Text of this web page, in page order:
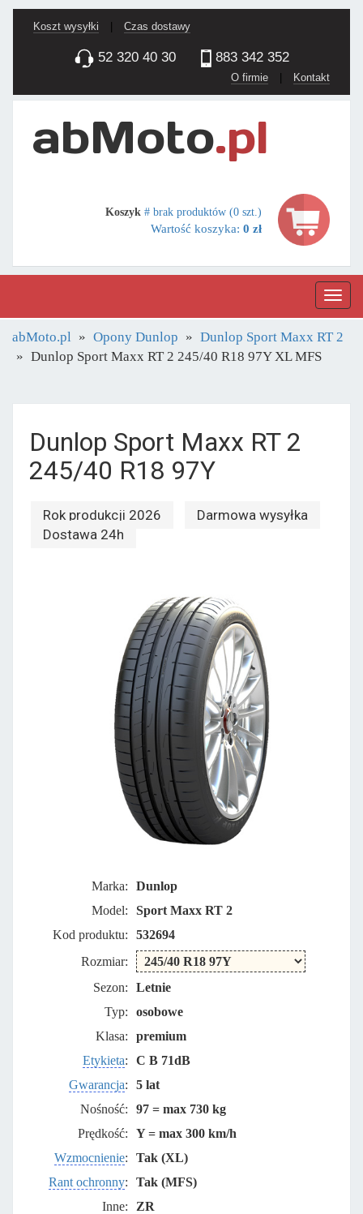
Koszt wysyłki Czas dostawy
52 320 40 30 883 342 352
O firmie | Kontakt
Koszyk # brak produktów (0 szt.)
Wartość koszyka: 0 zł
abMoto.pl Opony Dunlop
Dunlop Sport Maxx RT 2
Dunlop Sport Maxx RT 2 245/40 R18 97Y XL MFS
Dunlop Sport Maxx RT 2
245/40 R18 97Y
Rok produkcji 2026
Darmowa wysyłka
Dostawa 24h
Marka:
Dunlop
Model:
Sport Maxx RT 2
Kod produktu:
532694
Rozmiar:
Sezon:
Letnie
Typ:
osobowe
Klasa:
premium
Etykieta:
C B 71dB
Gwarancja:
5 lat
Nośność:
97 = max 730 kg
Prędkość:
Y = max 300 km/h
Wzmocnienie:
Tak (XL)
Rant ochronny:
Tak (MFS)
Inne:
ZR